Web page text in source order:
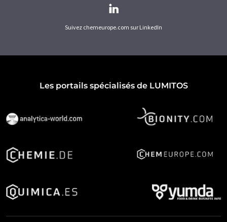
Suivez chemeurope.com sur LinkedIn
Les portails spécialisés de LUMITOS